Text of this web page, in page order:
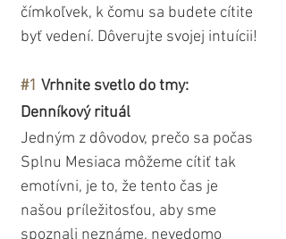
čímkoľvek, k čomu sa budete cítite
byť vedení. Dôverujte svojej intuícii!
#1 Vrhnite svetlo do tmy:
Denníkový rituál
Jedným z dôvodov, prečo sa počas
Splnu Mesiaca môžeme cítiť tak
emotívni, je to, že tento čas je
našou príležitosťou, aby sme
spoznali neznáme, nevedomo